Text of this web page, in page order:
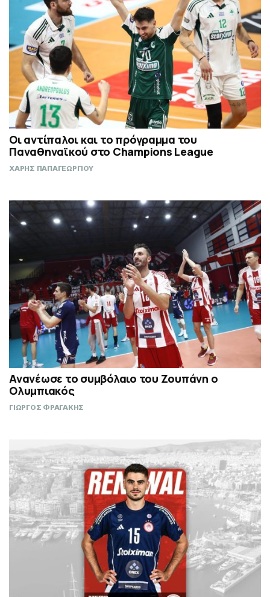
Οι αντίπαλοι και το πρόγραμμα του
Παναθηναϊκού στο Champions League
ΧΑΡΗΣ ΠΑΠΑΓΕΩΡΓΙΟΥ
Ανανέωσε το συμβόλαιο του Ζουπάνη ο
Ολυμπιακός
ΓΙΩΡΓΟΣ ΦΡΑΓΑΚΗΣ